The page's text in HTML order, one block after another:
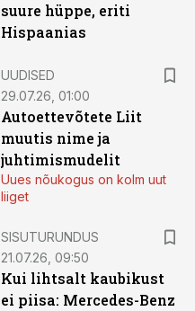
suure hüppe, eriti
Hispaanias
UUDISED
29.07.26, 01:00
Autoettevõtete Liit
muutis nime ja
juhtimismudelit
Uues nõukogus on kolm uut
liiget
SISUTURUNDUS
21.07.26, 09:50
Kui lihtsalt kaubikust
ei piisa: Mercedes-Benz